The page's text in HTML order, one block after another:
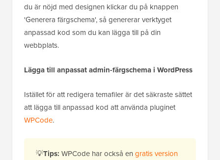
du är nöjd med designen klickar du på knappen
'Generera färgschema', så genererar verktyget
anpassad kod som du kan lägga till på din
webbplats.
Lägga till anpassat admin-färgschema i WordPress
Istället för att redigera temafiler är det säkraste sättet
att lägga till anpassad kod att använda pluginet
WPCode.
💡Tips: WPCode har också en gratis version